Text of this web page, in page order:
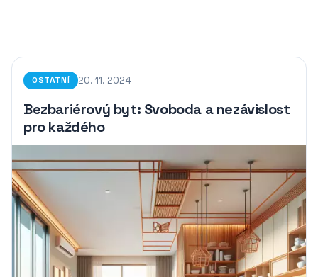
OSTATNÍ 20. 11. 2024
Bezbariérový byt: Svoboda a nezávislost
pro každého